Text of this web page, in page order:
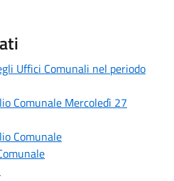
Uffici Comunali nel periodo
Comunale Mercoledì 27
Comunale